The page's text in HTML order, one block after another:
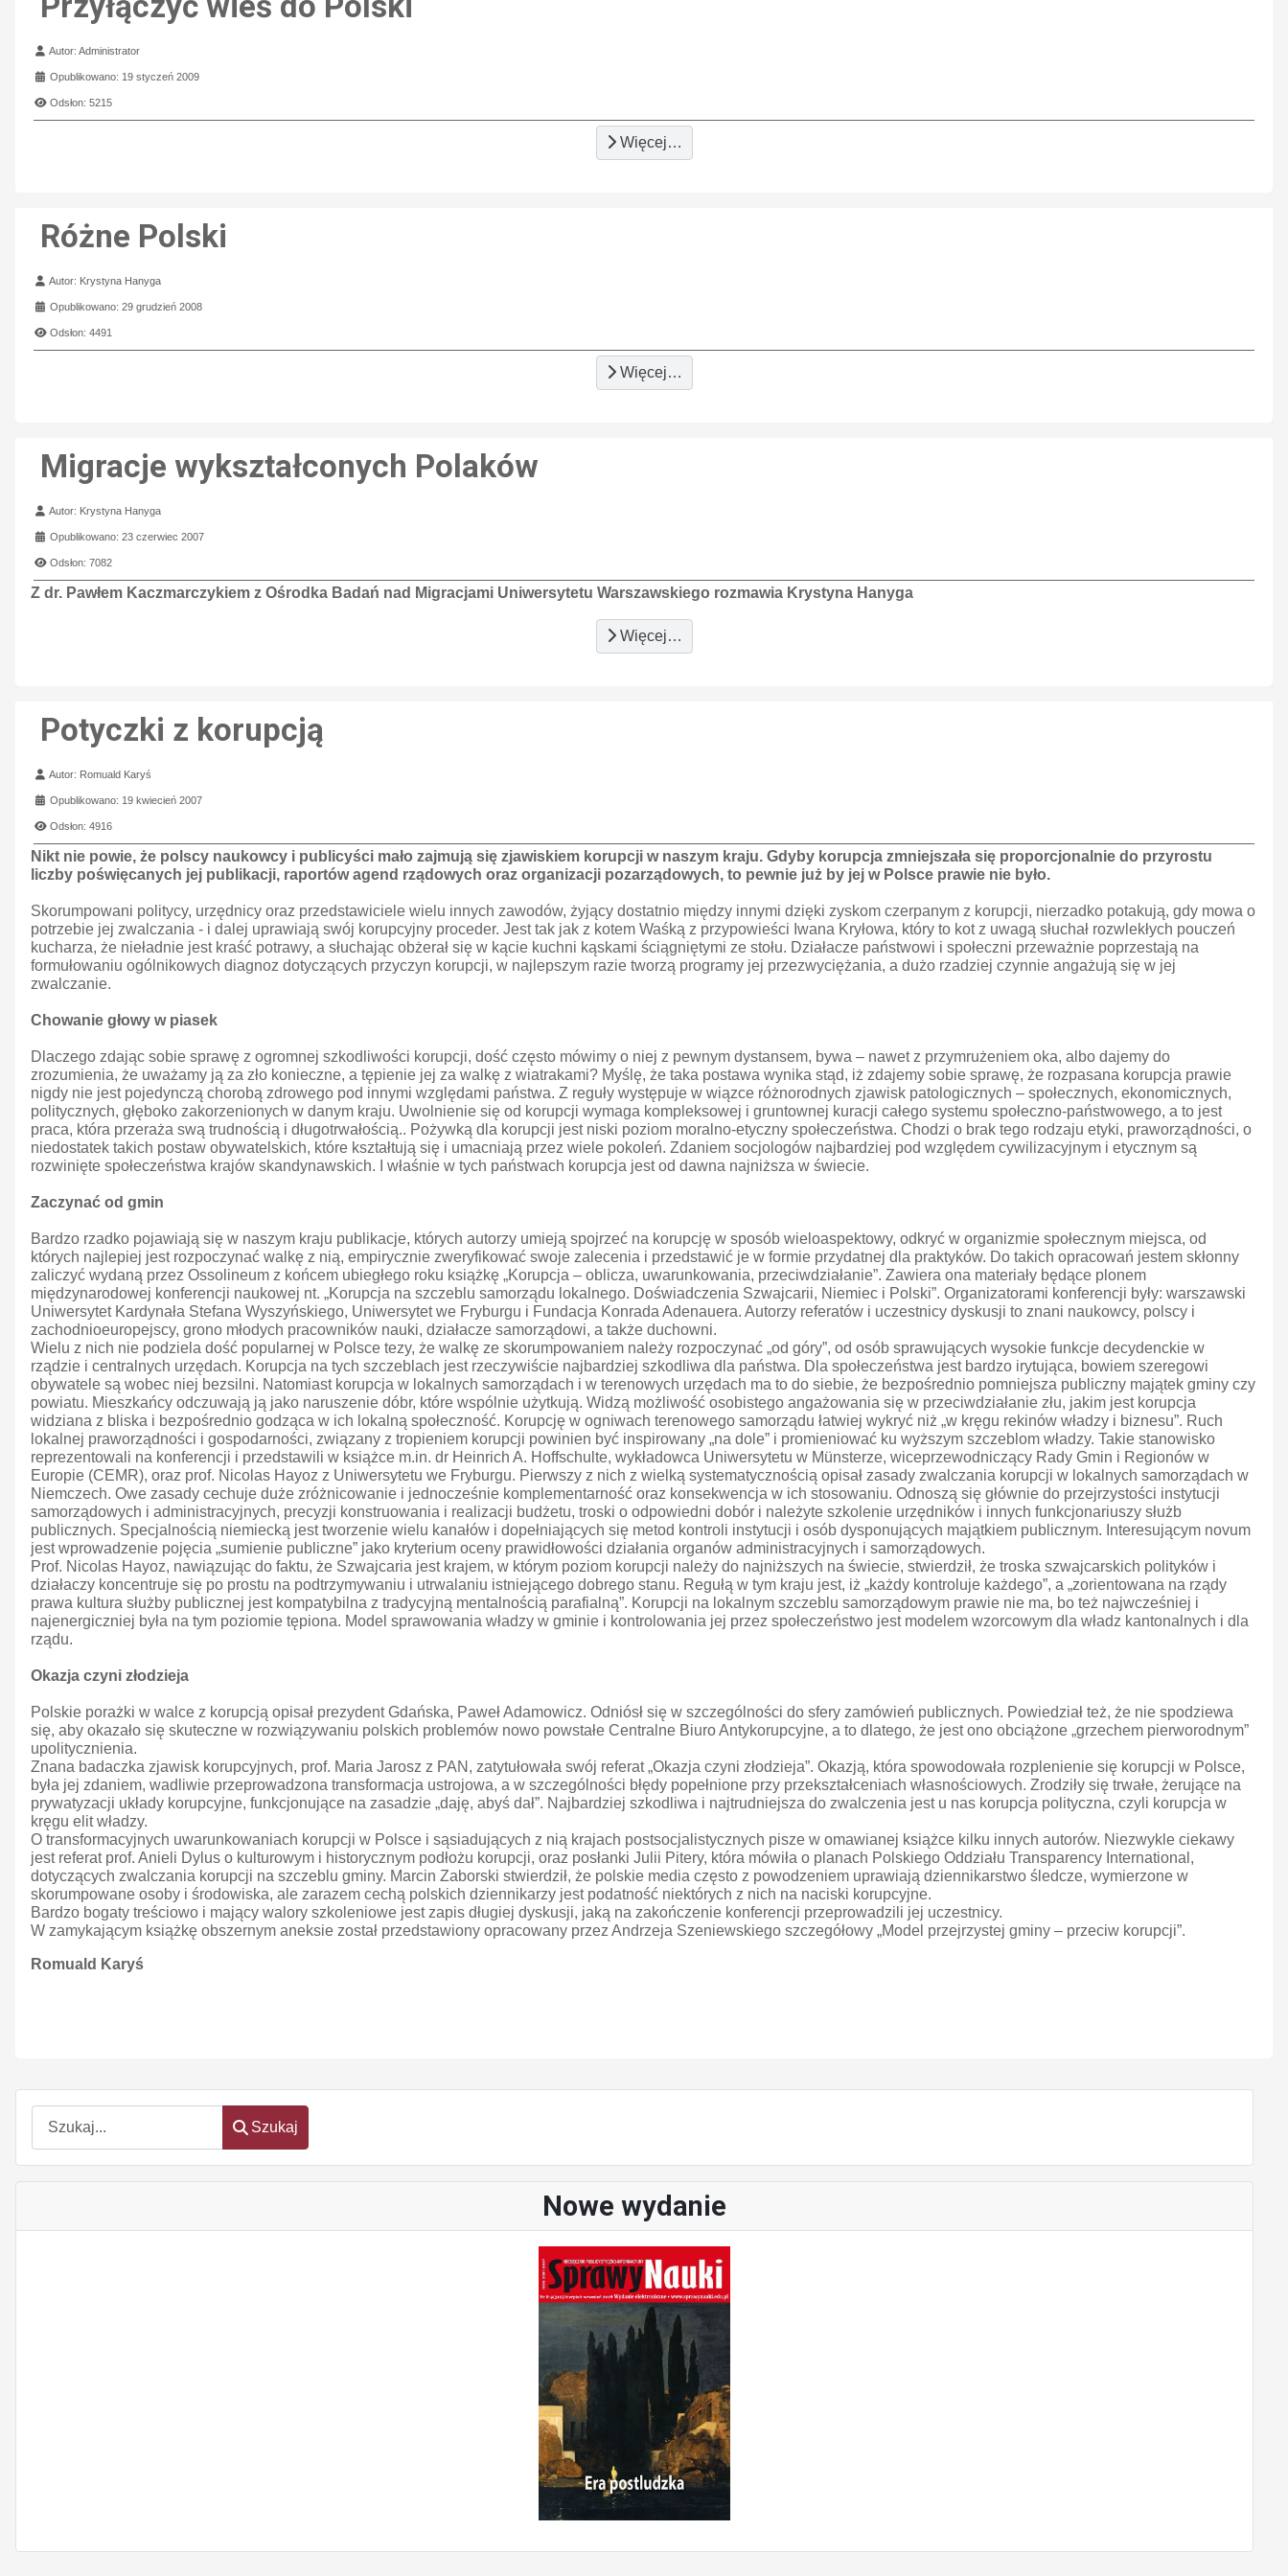
Szukaj
Szukaj
Nowe wydanie
Szczegóły
Autor:Administrator
Opublikowano: 19 styczeń 2009
Odsłon: 5215
Więcej…
Różne Polski
Szczegóły
Autor: Krystyna Hanyga
Opublikowano: 29 grudzień 2008
Odsłon: 4491
Więcej…
Migracje wykształconych Polaków
Szczegóły
Autor: Krystyna Hanyga
Opublikowano: 23 czerwiec 2007
Odsłon: 7082
Z dr. Pawłem Kaczmarczykiem z Ośrodka Badań nad Migracjami Uniwersytetu Warszawskiego rozmawia Krystyna Hanyga
Więcej…
Potyczki z korupcją
Szczegóły
Autor: Romuald Karyś
Opublikowano: 19 kwiecień 2007
Odsłon: 4916
Nikt nie powie, że polscy naukowcy i publicyści mało zajmują się zjawiskiem korupcji w naszym kraju. Gdyby korupcja zmniejszała się proporcjonalnie do przyrostu
liczby poświęcanych jej publikacji, raportów agend rządowych oraz organizacji pozarządowych, to pewnie już by jej w Polsce prawie nie było.
Skorumpowani politycy, urzędnicy oraz przedstawiciele wielu innych zawodów, żyjący dostatnio między innymi dzięki zyskom czerpanym z korupcji, nierzadko potakują, gdy mowa o
potrzebie jej zwalczania - i dalej uprawiają swój korupcyjny proceder. Jest tak jak z kotem Waśką z przypowieści Iwana Kryłowa, który to kot z uwagą słuchał rozwlekłych pouczeń
kucharza, że nieładnie jest kraść potrawy, a słuchając obżerał się w kącie kuchni kąskami ściągniętymi ze stołu. Działacze państwowi i społeczni przeważnie poprzestają na
formułowaniu ogólnikowych diagnoz dotyczących przyczyn korupcji, w najlepszym razie tworzą programy jej przezwyciężania, a dużo rzadziej czynnie angażują się w jej
zwalczanie.
Chowanie głowy w piasek
Dlaczego zdając sobie sprawę z ogromnej szkodliwości korupcji, dość często mówimy o niej z pewnym dystansem, bywa – nawet z przymrużeniem oka, albo dajemy do
zrozumienia, że uważamy ją za zło konieczne, a tępienie jej za walkę z wiatrakami? Myślę, że taka postawa wynika stąd, iż zdajemy sobie sprawę, że rozpasana korupcja prawie
nigdy nie jest pojedynczą chorobą zdrowego pod innymi względami państwa. Z reguły występuje w wiązce różnorodnych zjawisk patologicznych – społecznych, ekonomicznych,
politycznych, głęboko zakorzenionych w danym kraju. Uwolnienie się od korupcji wymaga kompleksowej i gruntownej kuracji całego systemu społeczno-państwowego, a to jest
praca, która przeraża swą trudnością i długotrwałością.. Pożywką dla korupcji jest niski poziom moralno-etyczny społeczeństwa. Chodzi o brak tego rodzaju etyki, praworządności, o
niedostatek takich postaw obywatelskich, które kształtują się i umacniają przez wiele pokoleń. Zdaniem socjologów najbardziej pod względem cywilizacyjnym i etycznym są
rozwinięte społeczeństwa krajów skandynawskich. I właśnie w tych państwach korupcja jest od dawna najniższa w świecie.
Zaczynać od gmin
Bardzo rzadko pojawiają się w naszym kraju publikacje, których autorzy umieją spojrzeć na korupcję w sposób wieloaspektowy, odkryć w organizmie społecznym miejsca, od
których najlepiej jest rozpoczynać walkę z nią, empirycznie zweryfikować swoje zalecenia i przedstawić je w formie przydatnej dla praktyków. Do takich opracowań jestem skłonny
zaliczyć wydaną przez Ossolineum z końcem ubiegłego roku książkę „Korupcja – oblicza, uwarunkowania, przeciwdziałanie”. Zawiera ona materiały będące plonem
międzynarodowej konferencji naukowej nt. „Korupcja na szczeblu samorządu lokalnego. Doświadczenia Szwajcarii, Niemiec i Polski”. Organizatorami konferencji były: warszawski
Uniwersytet Kardynała Stefana Wyszyńskiego, Uniwersytet we Fryburgu i Fundacja Konrada Adenauera. Autorzy referatów i uczestnicy dyskusji to znani naukowcy, polscy i
zachodnioeuropejscy, grono młodych pracowników nauki, działacze samorządowi, a także duchowni.
Wielu z nich nie podziela dość popularnej w Polsce tezy, że walkę ze skorumpowaniem należy rozpoczynać „od góry”, od osób sprawujących wysokie funkcje decydenckie w
rządzie i centralnych urzędach. Korupcja na tych szczeblach jest rzeczywiście najbardziej szkodliwa dla państwa. Dla społeczeństwa jest bardzo irytująca, bowiem szeregowi
obywatele są wobec niej bezsilni. Natomiast korupcja w lokalnych samorządach i w terenowych urzędach ma to do siebie, że bezpośrednio pomniejsza publiczny majątek gminy czy
powiatu. Mieszkańcy odczuwają ją jako naruszenie dóbr, które wspólnie użytkują. Widzą możliwość osobistego angażowania się w przeciwdziałanie złu, jakim jest korupcja
widziana z bliska i bezpośrednio godząca w ich lokalną społeczność. Korupcję w ogniwach terenowego samorządu łatwiej wykryć niż „w kręgu rekinów władzy i biznesu”. Ruch
lokalnej praworządności i gospodarności, związany z tropieniem korupcji powinien być inspirowany „na dole” i promieniować ku wyższym szczeblom władzy. Takie stanowisko
reprezentowali na konferencji i przedstawili w książce m.in. dr Heinrich A. Hoffschulte, wykładowca Uniwersytetu w Münsterze, wiceprzewodniczący Rady Gmin i Regionów w
Europie (CEMR), oraz prof. Nicolas Hayoz z Uniwersytetu we Fryburgu. Pierwszy z nich z wielką systematycznością opisał zasady zwalczania korupcji w lokalnych samorządach w
Niemczech. Owe zasady cechuje duże zróżnicowanie i jednocześnie komplementarność oraz konsekwencja w ich stosowaniu. Odnoszą się głównie do przejrzystości instytucji
samorządowych i administracyjnych, precyzji konstruowania i realizacji budżetu, troski o odpowiedni dobór i należyte szkolenie urzędników i innych funkcjonariuszy służb
publicznych. Specjalnością niemiecką jest tworzenie wielu kanałów i dopełniających się metod kontroli instytucji i osób dysponujących majątkiem publicznym. Interesującym novum
jest wprowadzenie pojęcia „sumienie publiczne” jako kryterium oceny prawidłowości działania organów administracyjnych i samorządowych.
Prof. Nicolas Hayoz, nawiązując do faktu, że Szwajcaria jest krajem, w którym poziom korupcji należy do najniższych na świecie, stwierdził, że troska szwajcarskich polityków i
działaczy koncentruje się po prostu na podtrzymywaniu i utrwalaniu istniejącego dobrego stanu. Regułą w tym kraju jest, iż „każdy kontroluje każdego”, a „zorientowana na rządy
prawa kultura służby publicznej jest kompatybilna z tradycyjną mentalnością parafialną”. Korupcji na lokalnym szczeblu samorządowym prawie nie ma, bo też najwcześniej i
najenergiczniej była na tym poziomie tępiona. Model sprawowania władzy w gminie i kontrolowania jej przez społeczeństwo jest modelem wzorcowym dla władz kantonalnych i dla
rządu.
Okazja czyni złodzieja
Polskie porażki w walce z korupcją opisał prezydent Gdańska, Paweł Adamowicz. Odniósł się w szczególności do sfery zamówień publicznych. Powiedział też, że nie spodziewa
się, aby okazało się skuteczne w rozwiązywaniu polskich problemów nowo powstałe Centralne Biuro Antykorupcyjne, a to dlatego, że jest ono obciążone „grzechem pierworodnym”
upolitycznienia.
Znana badaczka zjawisk korupcyjnych, prof. Maria Jarosz z PAN, zatytułowała swój referat „Okazja czyni złodzieja”. Okazją, która spowodowała rozplenienie się korupcji w Polsce,
była jej zdaniem, wadliwie przeprowadzona transformacja ustrojowa, a w szczególności błędy popełnione przy przekształceniach własnościowych. Zrodziły się trwałe, żerujące na
prywatyzacji układy korupcyjne, funkcjonujące na zasadzie „daję, abyś dał”. Najbardziej szkodliwa i najtrudniejsza do zwalczenia jest u nas korupcja polityczna, czyli korupcja w
kręgu elit władzy.
O transformacyjnych uwarunkowaniach korupcji w Polsce i sąsiadujących z nią krajach postsocjalistycznych pisze w omawianej książce kilku innych autorów. Niezwykle ciekawy
jest referat prof. Anieli Dylus o kulturowym i historycznym podłożu korupcji, oraz posłanki Julii Pitery, która mówiła o planach Polskiego Oddziału Transparency International,
dotyczących zwalczania korupcji na szczeblu gminy. Marcin Zaborski stwierdził, że polskie media często z powodzeniem uprawiają dziennikarstwo śledcze, wymierzone w
skorumpowane osoby i środowiska, ale zarazem cechą polskich dziennikarzy jest podatność niektórych z nich na naciski korupcyjne.
Bardzo bogaty treściowo i mający walory szkoleniowe jest zapis długiej dyskusji, jaką na zakończenie konferencji przeprowadzili jej uczestnicy.
W zamykającym książkę obszernym aneksie został przedstawiony opracowany przez Andrzeja Szeniewskiego szczegółowy „Model przejrzystej gminy – przeciw korupcji”.
Romuald Karyś